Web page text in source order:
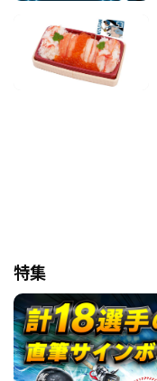
特集